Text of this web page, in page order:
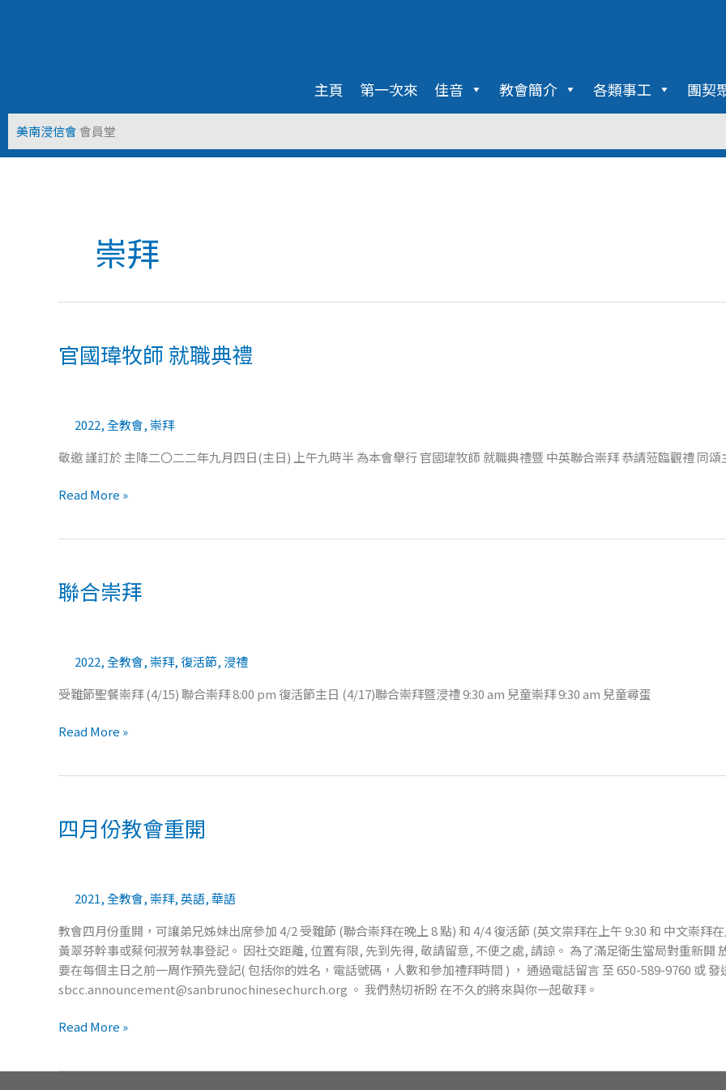
主頁 第一次來 佳音 教會簡介 各類事工 團契
美南浸信會會員堂
崇拜
官國瑋牧師 就職典禮
2022,全教會, 崇拜
敬邀 謹訂於 主降二〇二二年九月四日(主日) 上午九時半 為本會舉行 官國瑋牧師 就職典禮暨 中英聯合崇拜 恭請蒞臨觀禮 同頌
瑋
牧
禮
Read More »
聯合崇拜
2022,全教會, 崇拜, 復活節, 浸禮
受難節聖餐崇拜 (4/15) 聯合崇拜 8:00 pm 復活節主日 (4/17)聯合崇拜暨浸禮 9:30 am 兒童崇拜 9:30 am 兒童尋蛋
崇
拜
Read More »
四月份教會重開
2021,全教會, 崇拜,英語,華語
教會四月份重開，可讓弟兄姊妹出席參加 4/2 受難節 (聯合崇拜在晚上 8 點) 和 4/4 復活節 (英文祟拜在上午 9:30 和 中文崇拜
黃翠芬幹事或蔡何淑芳執事登記。 因社交距離, 位置有限, 先到先得, 敬請留意, 不便之處, 請諒。 為了滿足衛生當局對重新開
要在每個主日之前一周作預先登記( 包括你的姓名，電話號碼，人數和參加禮拜時間 ) ， 通過電話留言 至 650-589-9760 或 發
sbcc.announcement@sanbrunochinesechurch.org 。 我們熱切祈盼 在不久的將來與你一起敬拜。
份
教
Read More »